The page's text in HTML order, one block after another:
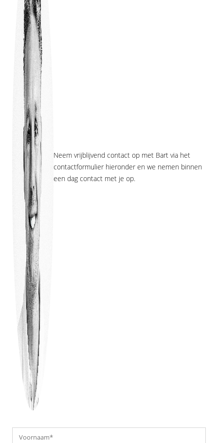
Neem vrijblijvend contact op met Bart via het
contactformulier hieronder en we nemen binnen
een dag contact met je op.